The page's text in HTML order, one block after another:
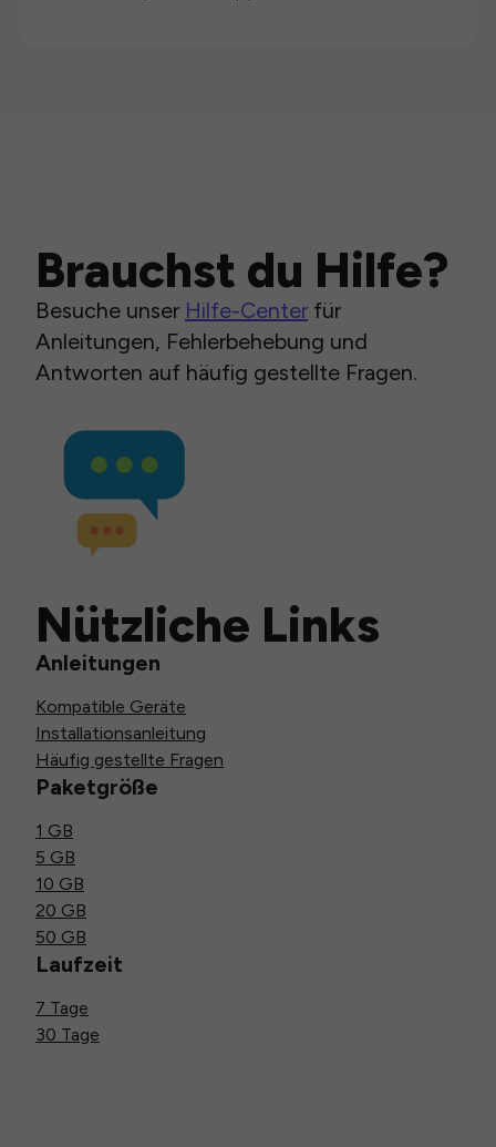
Brauchst du Hilfe?
Besuche unser Hilfe-Center für
Anleitungen, Fehlerbehebung und
Antworten auf häufig gestellte Fragen.
Nützliche Links
Anleitungen
Kompatible Geräte
Installationsanleitung
Häufig gestellte Fragen
Paketgröße
1 GB
5 GB
10 GB
20 GB
50 GB
Laufzeit
7 Tage
30 Tage